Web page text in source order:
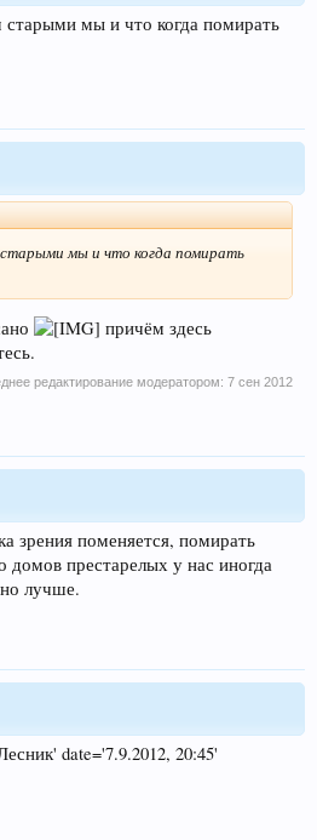
мы и что когда помирать
мы и что когда помирать
причём здесь
редактирование модератором: 7 сен 2012
зрения поменяется, помирать
домов престарелых у нас иногда
лучше.
date='7.9.2012, 20:45'